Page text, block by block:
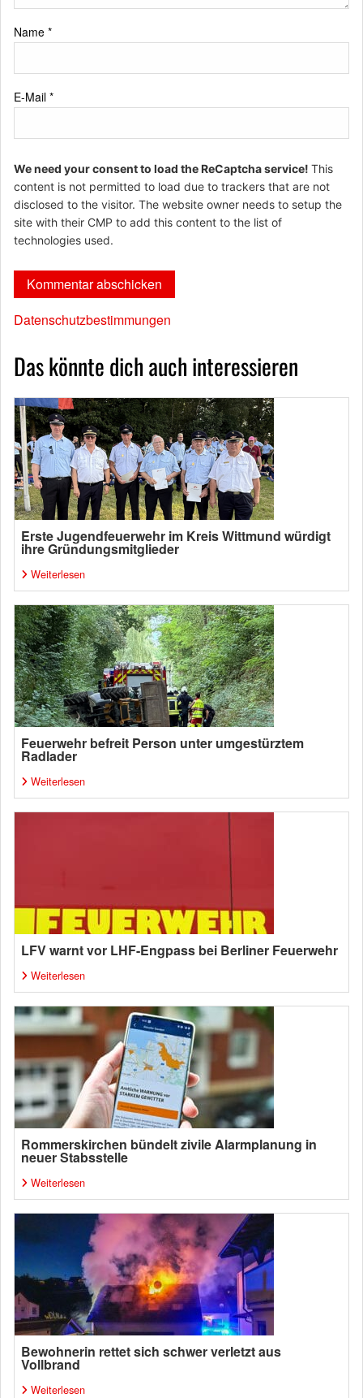
Name *
E-Mail *
We need your consent to load the ReCaptcha service! This
content is not permitted to load due to trackers that are not
disclosed to the visitor. The website owner needs to setup the
site with their CMP to add this content to the list of
technologies used.
Datenschutzbestimmungen
Das könnte dich auch interessieren
Erste Jugendfeuerwehr im Kreis Wittmund würdigt
ihre Gründungsmitglieder
Weiterlesen
Feuerwehr befreit Person unter umgestürztem
Radlader
Weiterlesen
LFV warnt vor LHF-Engpass bei Berliner Feuerwehr
Weiterlesen
Rommerskirchen bündelt zivile Alarmplanung in
neuer Stabsstelle
Weiterlesen
Bewohnerin rettet sich schwer verletzt aus
Vollbrand
Weiterlesen